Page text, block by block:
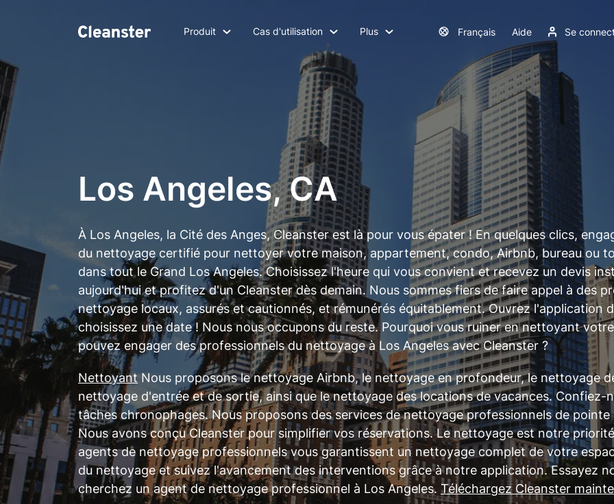
Produit Cas d'utilisation Plus Français Aide Se
Los Angeles, CA
À Los Angeles, la Cité des Anges, Cleanster est là pour vous épater ! En quelques clics,
du nettoyage certifié pour nettoyer votre maison, appartement, condo, Airbnb, bureau ou
dans tout le Grand Los Angeles. Choisissez l'heure qui vous convient et recevez un devis
aujourd'hui et profitez d'un Cleanster dès demain. Nous sommes fiers de faire appel à des
nettoyage locaux, assurés et cautionnés, et rémunérés équitablement. Ouvrez l'application
choisissez une date ! Nous nous occupons du reste. Pourquoi vous ruiner en nettoyant
pouvez engager des professionnels du nettoyage à Los Angeles avec Cleanster ?
NettoyantNous proposons le nettoyage Airbnb, le nettoyage en profondeur, le nettoyage
nettoyage d'entrée et de sortie, ainsi que le nettoyage des locations de vacances. Confiez-
tâches chronophages. Nous proposons des services de nettoyage professionnels de pointe
Nous avons conçu Cleanster pour simplifier vos réservations. Le nettoyage est notre
agents de nettoyage professionnels vous garantissent un nettoyage complet de votre
du nettoyage et suivez l'avancement des interventions grâce à notre application. Essayez
cherchez un agent de nettoyage professionnel à Los Angeles. Téléchargez Cleanster